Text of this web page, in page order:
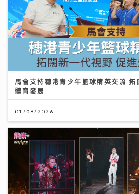
馬會支持穗港青少年籃球精英交流 拓
體育發展
01/08/2026